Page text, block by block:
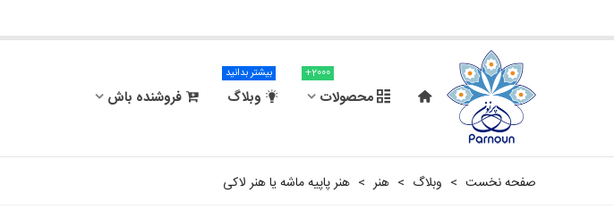
محصولات
2000+
وبلاگ
بیشتر بدانید
فروشنده باش
صفحه نخست > وبلاگ > هنر > هنر پاپیه ماشه یا هنر لاکی